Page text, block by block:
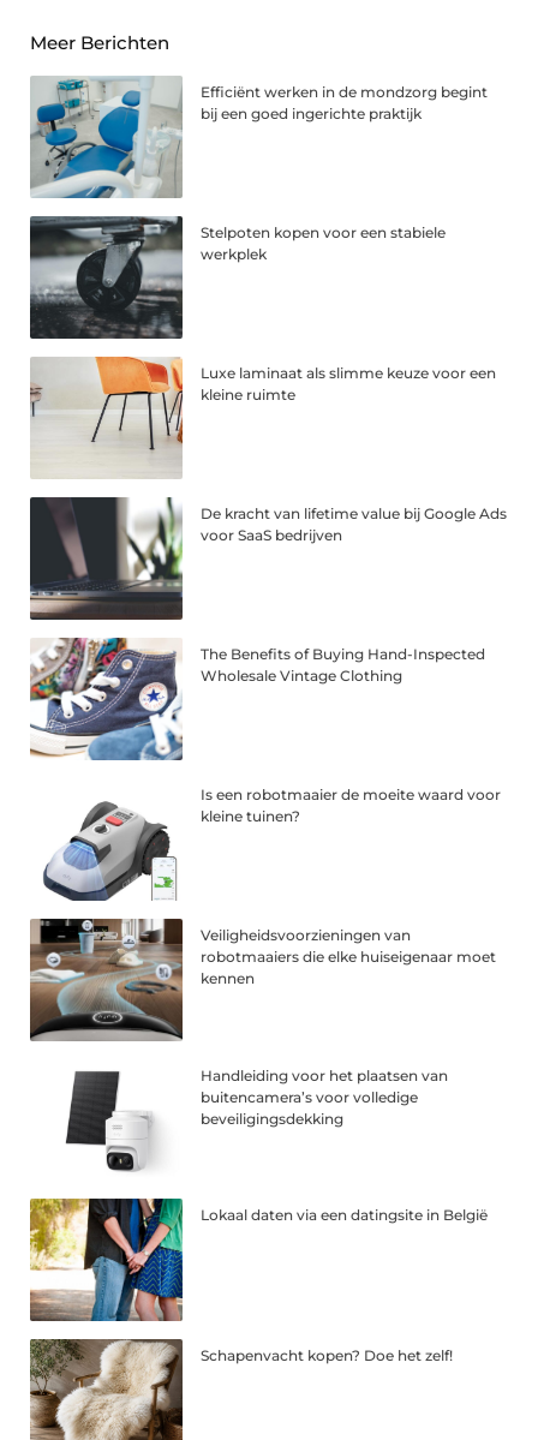
Meer Berichten
Efficiënt werken in de mondzorg begint
bij een goed ingerichte praktijk
Stelpoten kopen voor een stabiele
werkplek
Luxe laminaat als slimme keuze voor een
kleine ruimte
De kracht van lifetime value bij Google Ads
voor SaaS bedrijven
The Benefits of Buying Hand-Inspected
Wholesale Vintage Clothing
Is een robotmaaier de moeite waard voor
kleine tuinen?
Veiligheidsvoorzieningen van
robotmaaiers die elke huiseigenaar moet
kennen
Handleiding voor het plaatsen van
buitencamera’s voor volledige
beveiligingsdekking
Lokaal daten via een datingsite in België
Schapenvacht kopen? Doe het zelf!